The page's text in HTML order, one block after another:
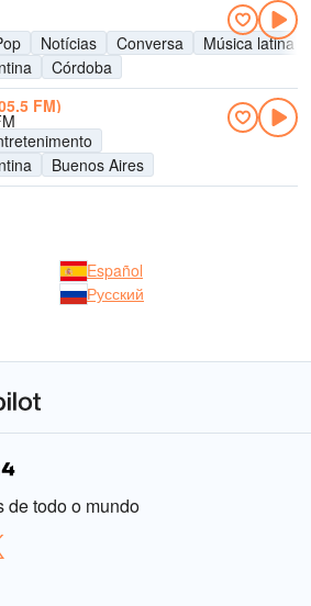
Notícias Conversa
Música latina
Córdoba
FM)
Buenos Aires
Español
Русский
de todo o mundo